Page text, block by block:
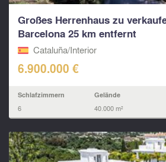
Großes Herrenhaus zu
Barcelona 25 km entfernt
Cataluña/Interior
6.900.000 €
Schlafzimmern
6
Gelände
40.000 m²